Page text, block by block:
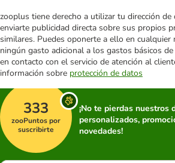
zooplus tiene derecho a utilizar tu dirección de
enviarte publicidad directa sobre sus propios
similares. Puedes oponerte a ello en
ningún gasto adicional a los gastos básicos
en contacto con el servicio de atención al
información sobre protección de datos
333
zooPuntos por
suscribirte
¡No te pierdas nuestros
personalizados,
novedades!